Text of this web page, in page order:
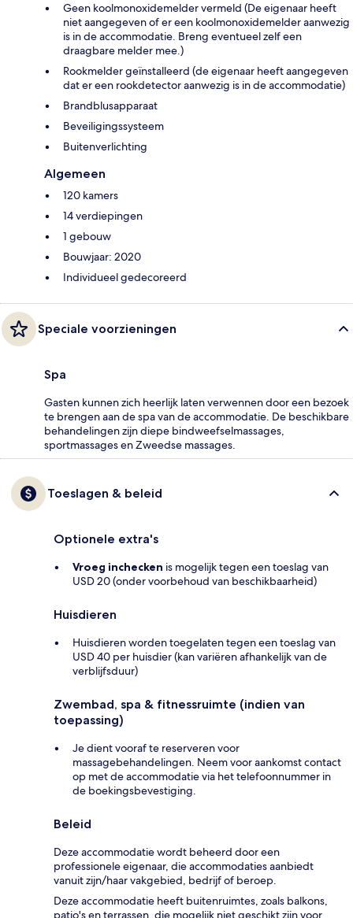
Geen koolmonoxidemelder vermeld (De eigenaar heeft
niet aangegeven of er een koolmonoxidemelder aanwezig
is in de accommodatie. Breng eventueel zelf een
draagbare melder mee.)
Rookmelder geïnstalleerd (de eigenaar heeft aangegeven
dat er een rookdetector aanwezig is in de accommodatie)
Brandblusapparaat
Beveiligingssysteem
Buitenverlichting
Algemeen
120 kamers
14 verdiepingen
1 gebouw
Bouwjaar: 2020
Individueel gedecoreerd
Speciale voorzieningen
Spa
Gasten kunnen zich heerlijk laten verwennen door een bezoek
te brengen aan de spa van de accommodatie. De beschikbare
behandelingen zijn diepe bindweefselmassages,
sportmassages en Zweedse massages.
Toeslagen & beleid
Optionele extra's
Vroeg inchecken is mogelijk tegen een toeslag van
USD 20 (onder voorbehoud van beschikbaarheid)
Huisdieren
Huisdieren worden toegelaten tegen een toeslag van
USD 40 per huisdier (kan variëren afhankelijk van de
verblijfsduur)
Zwembad, spa & fitnessruimte (indien van
toepassing)
Je dient vooraf te reserveren voor
massagebehandelingen. Neem voor aankomst contact
op met de accommodatie via het telefoonnummer in
de boekingsbevestiging.
Beleid
Deze accommodatie wordt beheerd door een
professionele eigenaar, die accommodaties aanbiedt
vanuit zijn/haar vakgebied, bedrijf of beroep.
Deze accommodatie heeft buitenruimtes, zoals balkons,
patio's en terrassen, die mogelijk niet geschikt zijn voor